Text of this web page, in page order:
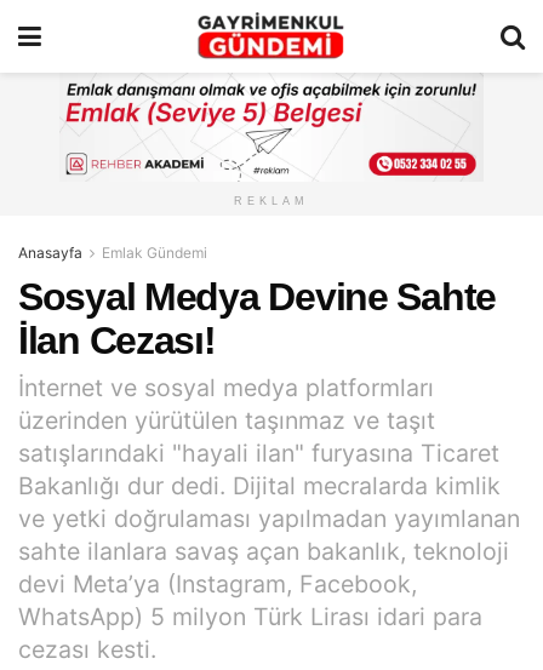
REKLAM
Anasayfa Emlak Gündemi
Sosyal Medya Devine Sahte
İlan Cezası!
İnternet ve sosyal medya platformları
üzerinden yürütülen taşınmaz ve taşıt
satışlarındaki "hayali ilan" furyasına Ticaret
Bakanlığı dur dedi. Dijital mecralarda kimlik
ve yetki doğrulaması yapılmadan yayımlanan
sahte ilanlara savaş açan bakanlık, teknoloji
devi Meta’ya (Instagram, Facebook,
WhatsApp) 5 milyon Türk Lirası idari para
cezası kesti.